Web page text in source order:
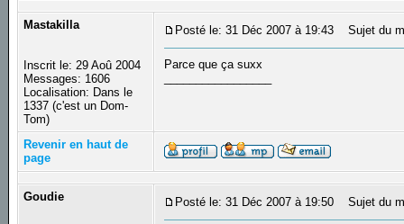
Mastakilla
Inscrit le: 29 Aoû 2004
Messages: 1606
Localisation: Dans le
1337 (c'est un Dom-
Tom)
Posté le: 31 Déc 2007 à 19:43 Sujet du
Parce que ça suxx
Revenir en haut de
page
Goudie Posté le: 31 Déc 2007 à 19:50 Sujet du